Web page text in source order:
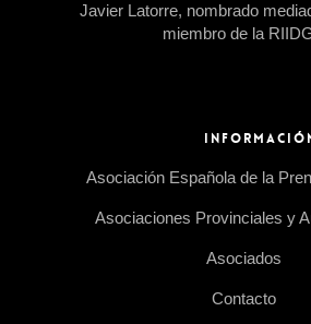
Javier Latorre, nombrado
miembro de la
Asociación Española de la
Asociaciones Provinciales y
Asociados
Contacto